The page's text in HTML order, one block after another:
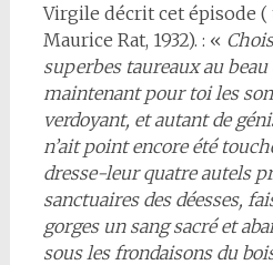
Virgile décrit cet épisode
Maurice Rat, 1932). : «
superbes taureaux au
maintenant pour toi les
verdoyant, et autant de
n’ait point encore été
dresse-leur quatre autels
sanctuaires des déesses,
gorges un sang sacré et
sous les frondaisons du